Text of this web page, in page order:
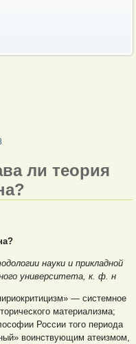
ли теория
науки и прикладной
университета, к. ф. н
— системное
материализма;
России того периода
воинствующим атеизмом,